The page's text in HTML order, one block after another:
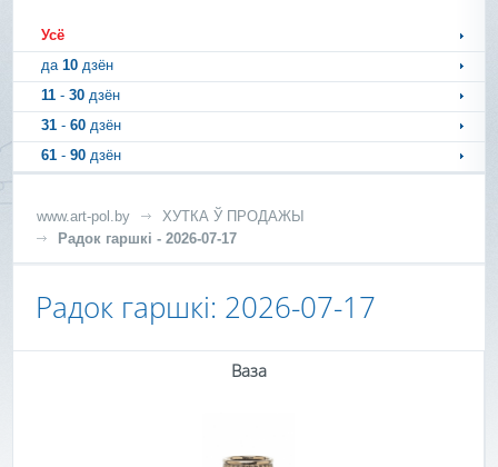
Усё
да10дзён
11 -30 дзён
31 -60 дзён
61 -90 дзён
www.art-pol.by
ХУТКА Ў ПРОДАЖЫ
Радок гаршкі - 2026-07-17
Радок гаршкі: 2026-07-17
Ваза